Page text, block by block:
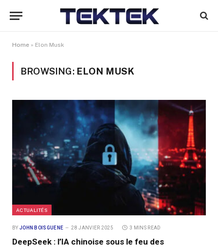
Home » Elon Musk
BROWSING: ELON MUSK
ACTUALITÉS
BY JOHN BOISGUENE 28 JANVIER 2025 3 MINS READ
DeepSeek : l’IA chinoise sous le feu des